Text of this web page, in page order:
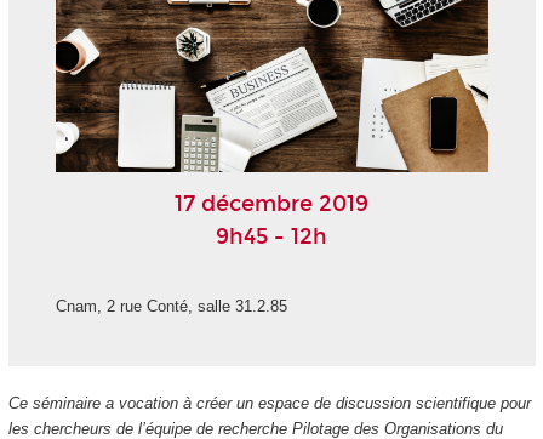
17 décembre 2019
9h45 - 12h
Cnam, 2 rue Conté, salle 31.2.85
Ce séminaire a vocation à créer un espace de discussion scientifique pour
les chercheurs de l’équipe de recherche Pilotage des Organisations du